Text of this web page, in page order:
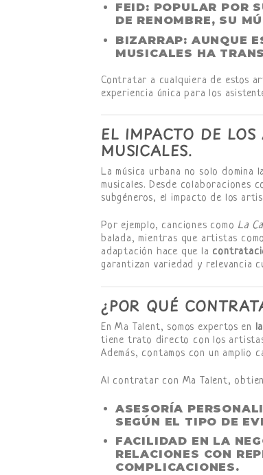
FEID: POPULAR POR
DE RENOMBRE, SU
BIZARRAP: AUNQUE
MUSICALES HA
Contratar a cualquiera de estos
experiencia única para los
EL IMPACTO DE LOS
MUSICALES.
La música urbana no solo
musicales. Desde colaboraciones
subgéneros, el impacto de los
Por ejemplo, canciones comoLa
balada, mientras que artistas
adaptación hace que la
garantizan variedad y relevancia
¿POR QUÉ
En Ma Talent, somos expertos en
tiene trato directo con los
Además, contamos con un amplio
Al contratar con Ma Talent,
ASESORÍA
SEGÚN EL TIPO DE
FACILIDAD EN LA
RELACIONES CON
COMPLICACIONES.